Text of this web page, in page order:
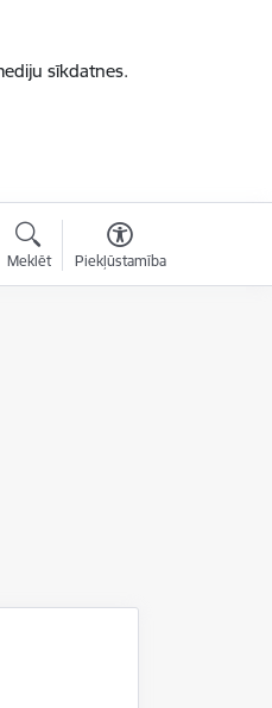
sīkdatnes.
Meklēt Piekļūstamība